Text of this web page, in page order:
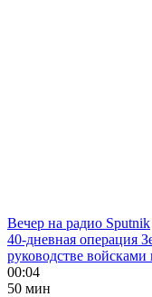
Вечер на радио Sputnik
40-дневная операция
руководстве
00:04
50 мин